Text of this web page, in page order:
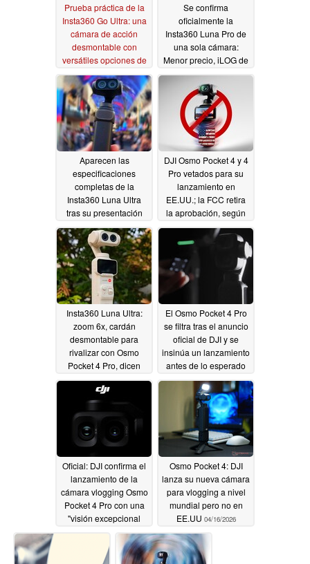
Prueba práctica de la
Insta360 Go Ultra: una
cámara de acción
desmontable con
versátiles opciones de
montaje, pero con
algunos problemas
destacables 06/28/2026
Se confirma
oficialmente la
Insta360 Luna Pro de
una sola cámara:
Menor precio, iLOG de
10 bits, seguimiento AI,
dos colores04/21/2026
Aparecen las
especificaciones
completas de la
Insta360 Luna Ultra
tras su presentación
oficial: zoom 6x, diseño
modular, 4K/240fps
04/21/2026
DJI Osmo Pocket 4 y 4
Pro vetados para su
lanzamiento en
EE.UU.; la FCC retira
la aprobación, según
una filtración - ¿es este
el final?
04/17/2026
Insta360 Luna Ultra:
zoom 6x, cardán
desmontable para
rivalizar con Osmo
Pocket 4 Pro, dicen
nuevas filtraciones
04/17/2026
El Osmo Pocket 4 Pro
se filtra tras el anuncio
oficial de DJI y se
insinúa un lanzamiento
antes de lo esperado
04/17/2026
Oficial: DJI confirma el
lanzamiento de la
cámara vlogging Osmo
Pocket 4 Pro con una
"visión excepcional
04/16/2026
Osmo Pocket 4: DJI
lanza su nueva cámara
para vlogging a nivel
mundial pero no en
EE.UU 04/16/2026